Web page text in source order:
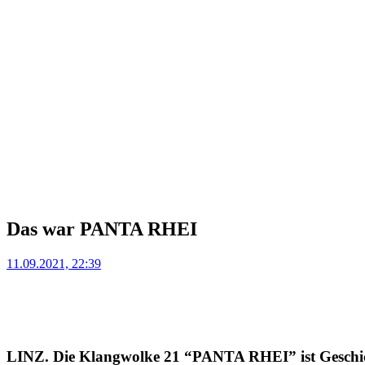
Das war PANTA RHEI
Posted
11.09.2021, 22:39
LINZ. Die Klangwolke 21 “PANTA RHEI” ist